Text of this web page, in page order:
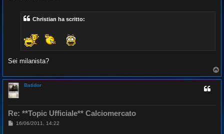
Christian ha scritto:
Sei milanista?
o
Batidor
Re: **Topic Ufficiale** Calciomercato
M16/06/2011, 14:22